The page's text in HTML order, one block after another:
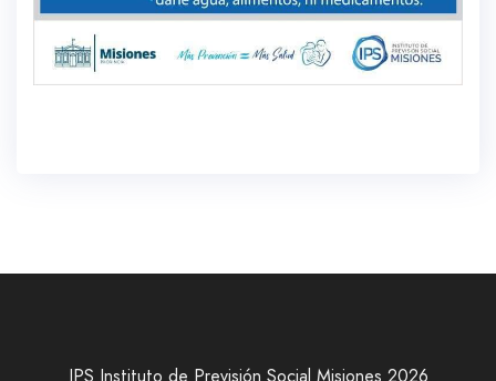
IPS Instituto de Previsión Social Misiones 2026